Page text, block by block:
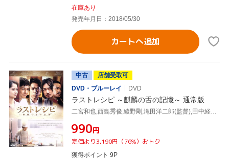
在庫あり
発売年月日：2018/05/30
カートへ追加
中古
店舗受取可
DVD・ブルーレイ
DVD
ラストレシピ ～麒麟の舌の記憶～ 通常版
¥990円
定価より3,190円（76%）おトク
獲得ポイント 9P